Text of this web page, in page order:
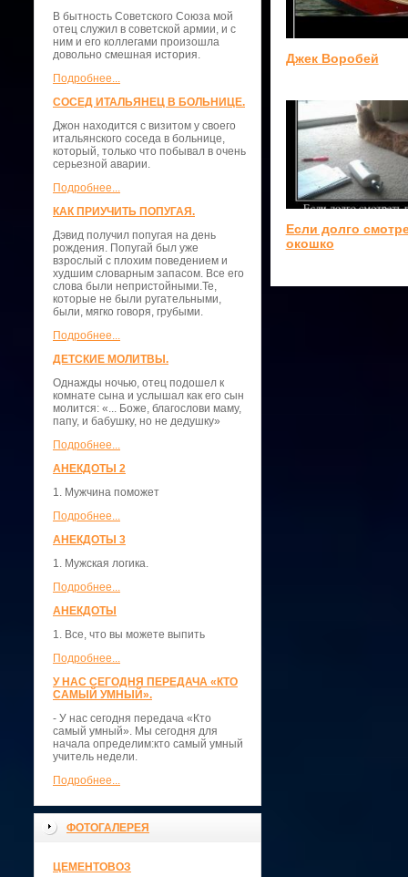
В бытность Советского Союза мой
отец служил в советской армии, и с
ним и его коллегами произошла
довольно смешная история.
Подробнее...
СОСЕД ИТАЛЬЯНЕЦ В БОЛЬНИЦЕ.
Джон находится с визитом у своего
итальянского соседа в больнице,
который, только что побывал в очень
серьезной аварии.
Подробнее...
КАК ПРИУЧИТЬ ПОПУГАЯ.
Дэвид получил попугая на день
рождения. Попугай был уже
взрослый с плохим поведением и
худшим словарным запасом. Все его
слова были непристойными.Те,
которые не были ругательными,
были, мягко говоря, грубыми.
Подробнее...
ДЕТСКИЕ МОЛИТВЫ.
Однажды ночью, отец подошел к
комнате сына и услышал как его сын
молится: «... Боже, благослови маму,
папу, и бабушку, но не дедушку»
Подробнее...
АНЕКДОТЫ 2
1. Мужчина поможет
Подробнее...
АНЕКДОТЫ 3
1. Мужская логика.
Подробнее...
АНЕКДОТЫ
1. Все, что вы можете выпить
Подробнее...
У НАС СЕГОДНЯ ПЕРЕДАЧА «КТО
САМЫЙ УМНЫЙ».
- У нас сегодня передача «Кто
самый умный». Мы сегодня для
начала определим:кто самый умный
учитель недели.
Подробнее...
ФОТОГАЛЕРЕЯ
ЦЕМЕНТОВОЗ
Джек Воробей
Если долго
окошко